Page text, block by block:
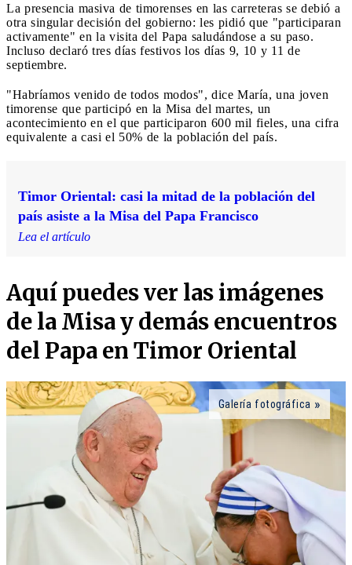
La presencia masiva de timorenses en las carreteras se debió a
otra singular decisión del gobierno: les pidió que "participaran
activamente" en la visita del Papa saludándose a su paso.
Incluso declaró tres días festivos los días 9, 10 y 11 de
septiembre.
"Habríamos venido de todos modos", dice María, una joven
timorense que participó en la Misa del martes, un
acontecimiento en el que participaron 600 mil fieles, una cifra
equivalente a casi el 50% de la población del país.
Timor Oriental: casi la mitad de la población del
país asiste a la Misa del Papa Francisco
Lea el artículo
Aquí puedes ver las imágenes
de la Misa y demás encuentros
del Papa en Timor Oriental
Galería fotográfica